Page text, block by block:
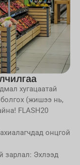
хугацаатай
(жишээ нь,
FLASH20
онцгой
зарлал: Эхлээд